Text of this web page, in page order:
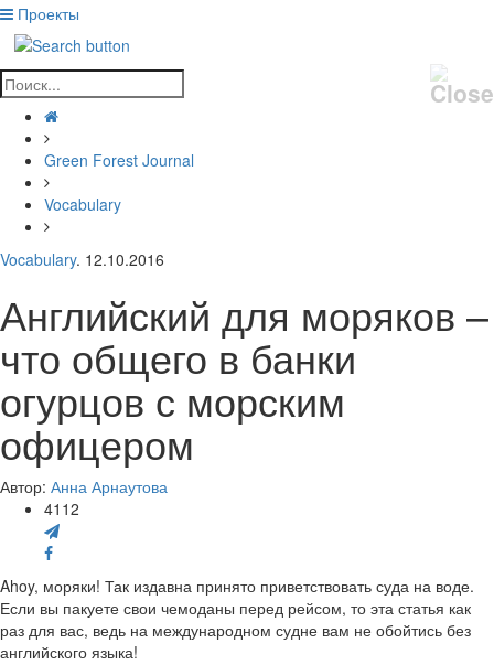
Проекты
Green Forest Journal
Vocabulary
Vocabulary. 12.10.2016
Английский для моряков –
что общего в банки
огурцов с морским
офицером
Автор: Анна Арнаутова
4112
Ahoy, моряки! Так издавна принято приветствовать суда на воде.
Если вы пакуете свои чемоданы перед рейсом, то эта статья как
раз для вас, ведь на международном судне вам не обойтись без
английского языка!